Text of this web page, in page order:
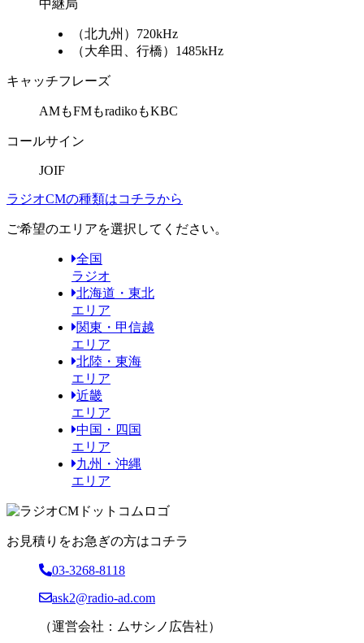
中継局
（北九州）720kHz
（大牟田、行橋）1485kHz
キャッチフレーズ
AMもFMもradikoもKBC
コールサイン
JOIF
ラジオCMの種類はコチラから
ご希望のエリアを選択してください。
全国
ラジオ
北海道・東北
エリア
関東・甲信越
エリア
北陸・東海
エリア
近畿
エリア
中国・四国
エリア
九州・沖縄
エリア
お見積りをお急ぎの方はコチラ
03-3268-8118
ask2@radio-ad.com
（運営会社：ムサシノ広告社）